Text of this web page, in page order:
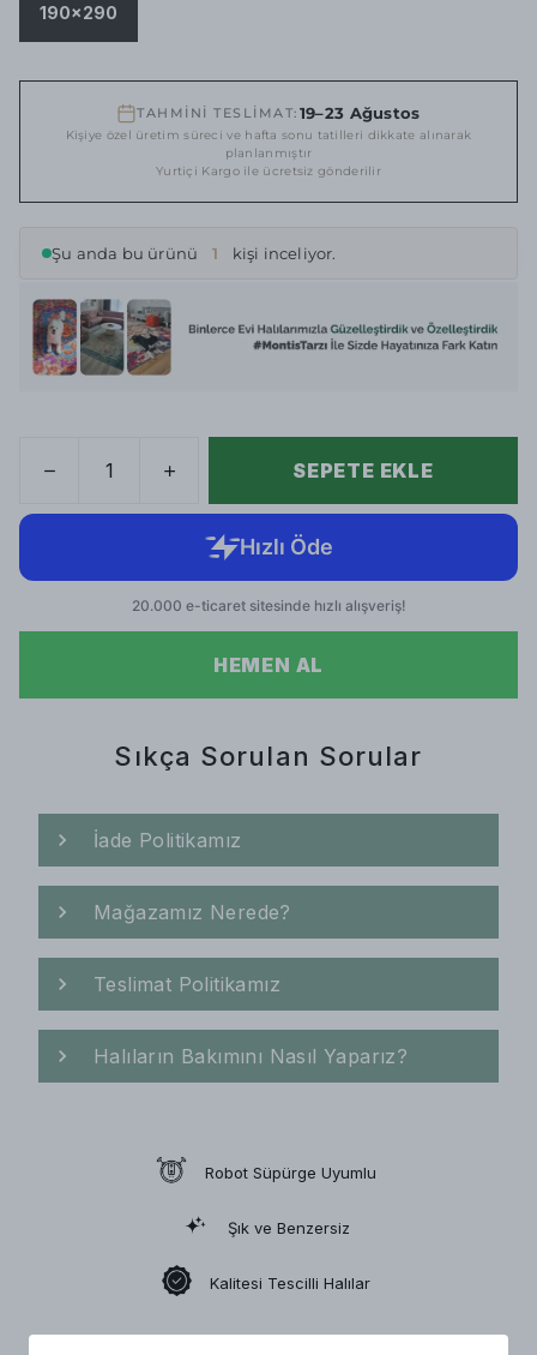
190x290
TAHMİNİ TESLİMAT: 19–23 Ağustos
Kişiye özel üretim süreci ve hafta sonu tatilleri dikkate alınarak
planlanmıştır
Yurtiçi Kargo ile ücretsiz gönderilir
Şu anda bu ürünü 1 kişi inceliyor.
SEPETE EKLE
HEMEN AL
Sıkça Sorulan Sorular
İade Politikamız
Mağazamız Nerede?
Teslimat Politikamız
Halıların Bakımını Nasıl Yaparız?
Robot Süpürge Uyumlu
Şık ve Benzersiz
Kalitesi Tescilli Halılar